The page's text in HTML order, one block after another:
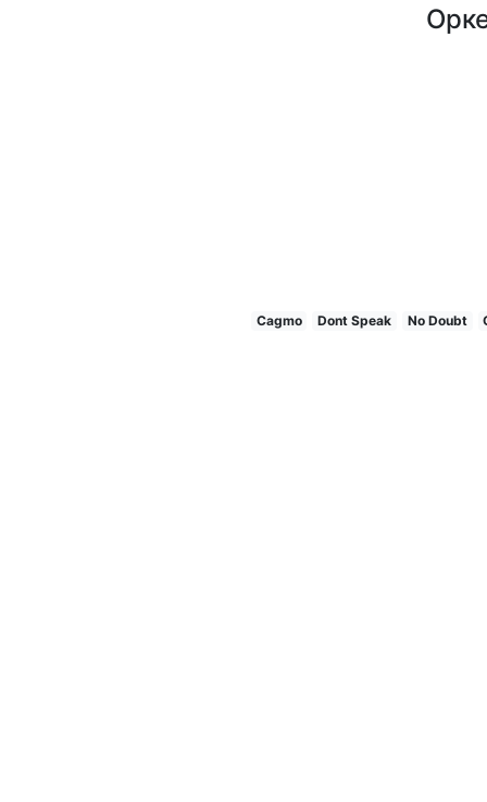
Cagmo Dont Speak No Doubt